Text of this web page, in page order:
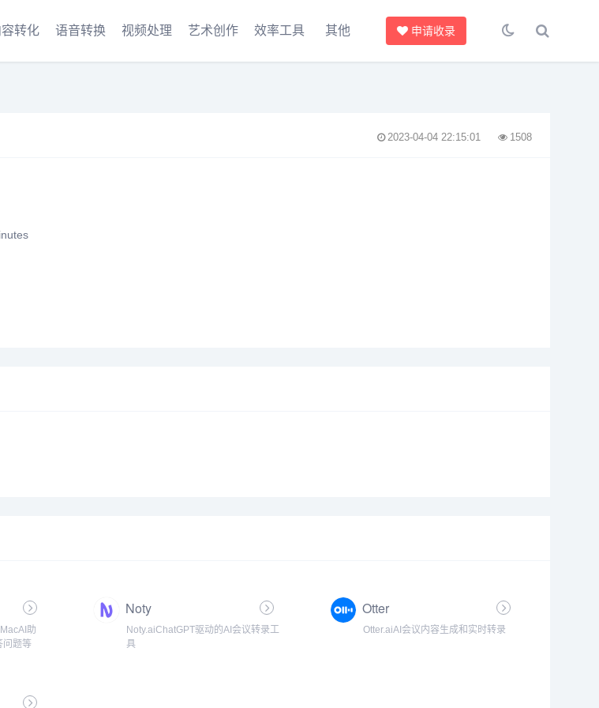
转化 语音转换 视频处理 艺术创作 效率工具 其他 申请收录
2023-04-04 22:15:01 1508
助
问题等
Noty
Noty.aiChatGPT驱动的AI会议转录工
具
Otter
Otter.aiAI会议内容生成和实时转录